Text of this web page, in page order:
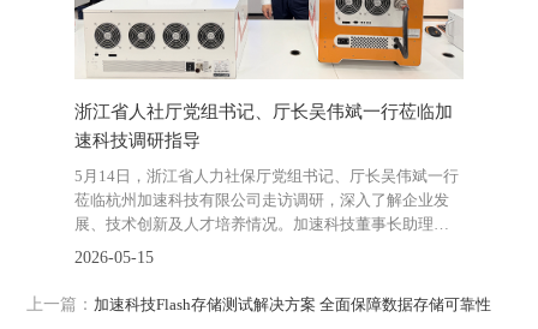
浙江省人社厅党组书记、厅长吴伟斌一行莅临加
速科技调研指导
5月14日，浙江省人力社保厅党组书记、厅长吴伟斌一行
莅临杭州加速科技有限公司走访调研，深入了解企业发
展、技术创新及人才培养情况。加速科技董事长助理及
教育线负责人热情接待。
2026-05-15
上一篇： 加速科技Flash存储测试解决方案 全面保障数据存储可靠性